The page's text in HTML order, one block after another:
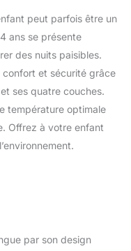
peut parfois être un
ans se présente
des nuits paisibles.
confort et sécurité grâce
ses quatre couches.
température optimale
Offrez à votre enfant
par son design